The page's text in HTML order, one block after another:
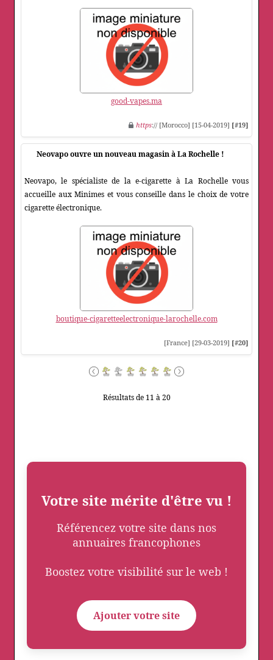
good-vapes.ma
https:// [Morocco] [15-04-2019] [#19]
Neovapo ouvre un nouveau magasin à La Rochelle !
Neovapo, le spécialiste de la e-cigarette à La Rochelle vous
accueille aux Minimes et vous conseille dans le choix de votre
cigarette électronique.
boutique-cigaretteelectronique-larochelle.com
[France] [29-03-2019] [#20]
Résultats de 11 à 20
Votre site mérite d'être vu !
Référencez votre site dans nos
annuaires francophones
Boostez votre visibilité sur le web !
Ajouter votre site